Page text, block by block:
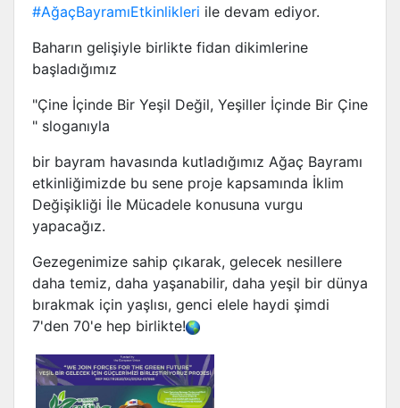
#AğaçBayramıEtkinlikleri ile devam ediyor.
Baharın gelişiyle birlikte fidan dikimlerine
başladığımız
"Çine İçinde Bir Yeşil Değil, Yeşiller İçinde Bir Çine
" sloganıyla
bir bayram havasında kutladığımız Ağaç Bayramı
etkinliğimizde bu sene proje kapsamında İklim
Değişikliği İle Mücadele konusuna vurgu
yapacağız.
Gezegenimize sahip çıkarak, gelecek nesillere
daha temiz, daha yaşanabilir, daha yeşil bir dünya
bırakmak için yaşlısı, genci elele haydi şimdi
7'den 70'e hep birlikte!